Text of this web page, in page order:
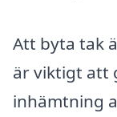
Att byta tak
är viktigt att
inhämtning